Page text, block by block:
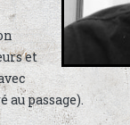
et
passage).